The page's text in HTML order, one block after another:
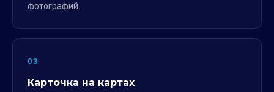
фотографий.
03
Карточка на картах